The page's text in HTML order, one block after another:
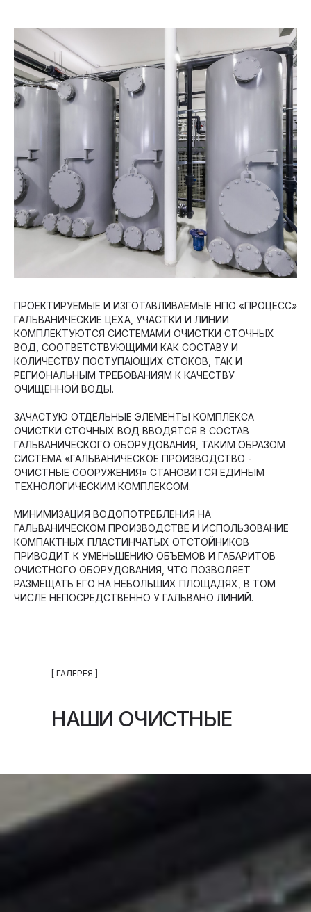
ПРОЕКТИРУЕМЫЕ И ИЗГОТАВЛИВАЕМЫЕ НПО «ПРОЦЕСС»
ГАЛЬВАНИЧЕСКИЕ ЦЕХА, УЧАСТКИ И ЛИНИИ
КОМПЛЕКТУЮТСЯ СИСТЕМАМИ ОЧИСТКИ СТОЧНЫХ
ВОД, СООТВЕТСТВУЮЩИМИ КАК СОСТАВУ И
КОЛИЧЕСТВУ ПОСТУПАЮЩИХ СТОКОВ, ТАК И
РЕГИОНАЛЬНЫМ ТРЕБОВАНИЯМ К КАЧЕСТВУ
ОЧИЩЕННОЙ ВОДЫ.
ЗАЧАСТУЮ ОТДЕЛЬНЫЕ ЭЛЕМЕНТЫ КОМПЛЕКСА
ОЧИСТКИ СТОЧНЫХ ВОД ВВОДЯТСЯ В СОСТАВ
ГАЛЬВАНИЧЕСКОГО ОБОРУДОВАНИЯ, ТАКИМ ОБРАЗОМ
СИСТЕМА «ГАЛЬВАНИЧЕСКОЕ ПРОИЗВОДСТВО -
ОЧИСТНЫЕ СООРУЖЕНИЯ» СТАНОВИТСЯ ЕДИНЫМ
ТЕХНОЛОГИЧЕСКИМ КОМПЛЕКСОМ.
МИНИМИЗАЦИЯ ВОДОПОТРЕБЛЕНИЯ НА
ГАЛЬВАНИЧЕСКОМ ПРОИЗВОДСТВЕ И ИСПОЛЬЗОВАНИЕ
КОМПАКТНЫХ ПЛАСТИНЧАТЫХ ОТСТОЙНИКОВ
ПРИВОДИТ К УМЕНЬШЕНИЮ ОБЪЕМОВ И ГАБАРИТОВ
ОЧИСТНОГО ОБОРУДОВАНИЯ, ЧТО ПОЗВОЛЯЕТ
РАЗМЕЩАТЬ ЕГО НА НЕБОЛЬШИХ ПЛОЩАДЯХ, В ТОМ
ЧИСЛЕ НЕПОСРЕДСТВЕННО У ГАЛЬВАНО ЛИНИЙ.
[ ГАЛЕРЕЯ ]
НАШИ ОЧИСТНЫЕ